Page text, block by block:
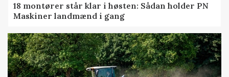
18 montører står klar i høsten: Sådan holder PN
Maskiner landmænd i gang